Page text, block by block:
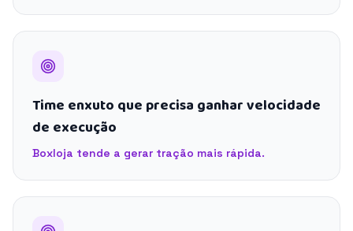
Time enxuto que precisa ganhar velocidade
de execução
Boxloja tende a gerar tração mais rápida.